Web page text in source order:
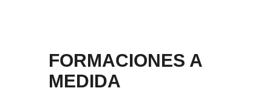
FORMACIONES A
MEDIDA